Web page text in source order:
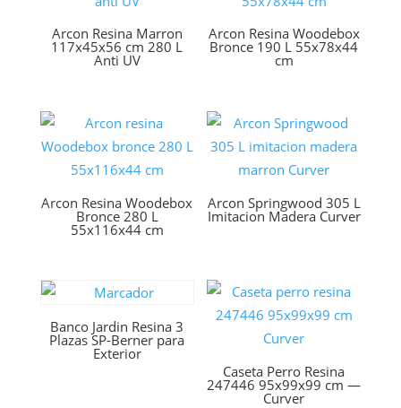
Arcon Resina Marron
117x45x56 cm 280 L
Anti UV
Arcon Resina Woodebox
Bronce 190 L 55x78x44
cm
Arcon Resina Woodebox
Bronce 280 L
55x116x44 cm
Arcon Springwood 305 L
Imitacion Madera Curver
Banco Jardin Resina 3
Plazas SP-Berner para
Exterior
Caseta Perro Resina
247446 95x99x99 cm —
Curver